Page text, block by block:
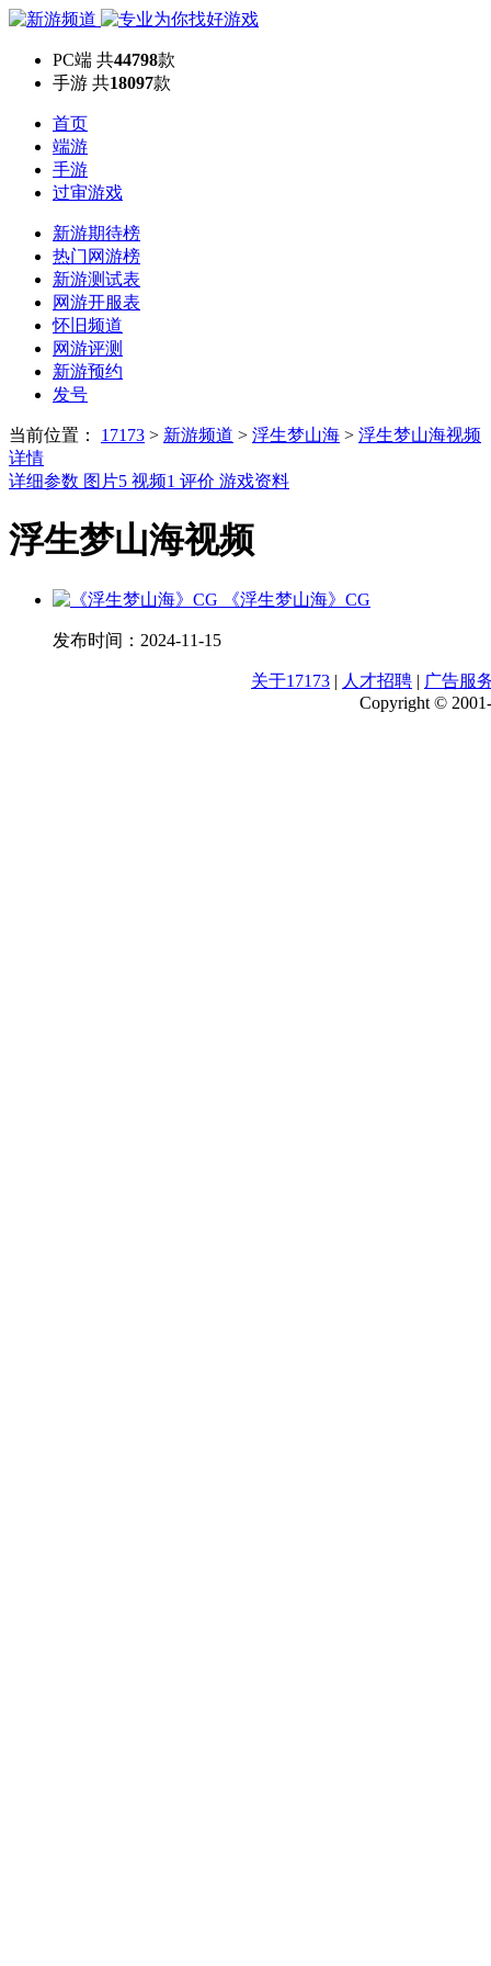
PC端 共44798款
手游 共18097款
首页
端游
手游
过审游戏
新游期待榜
热门网游榜
新游测试表
网游开服表
怀旧频道
网游评测
新游预约
发号
当前位置： 17173 > 新游频道 > 浮生梦山海 > 浮生梦山海视频
详情
详细参数 图片5 视频1 评价 游戏资料
浮生梦山海视频
《浮生梦山海》CG
发布时间： 2024-11-15
关于17173 | 人才招聘 | 广告服
Copyright ©